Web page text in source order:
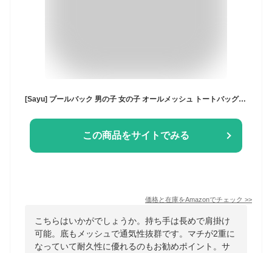
[Sayu] プールバック 男の子 女の子 オールメッシュ トートバッグ 水泳バック 子供 キッズ プールバック レッスンバック ジュニア 手さげ 学校 小学校 保育園 幼稚園 スイミング (ブルー)
この商品をサイトでみる
価格と在庫をAmazonでチェック >>
こちらはいかがでしょうか。持ち手は長めで肩掛け
可能。底もメッシュで通気性抜群です。マチが2重に
なっていて耐久性に優れるのもお勧めポイント。サ